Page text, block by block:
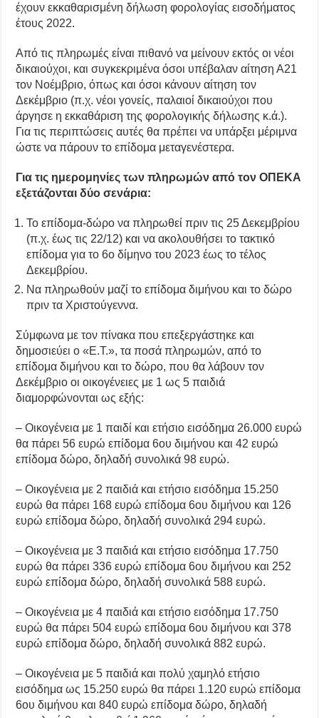
έχουν εκκαθαρισμένη δήλωση φορολογίας εισοδήματος
έτους 2022.
Από τις πληρωμές είναι πιθανό να μείνουν εκτός οι νέοι
δικαιούχοι, και συγκεκριμένα όσοι υπέβαλαν αίτηση Α21
τον Νοέμβριο, όπως και όσοι κάνουν αίτηση τον
Δεκέμβριο (π.χ. νέοι γονείς, παλαιοί δικαιούχοι που
άργησε η εκκαθάριση της φορολογικής δήλωσης κ.ά.).
Για τις περιπτώσεις αυτές θα πρέπει να υπάρξει μέριμνα
ώστε να πάρουν το επίδομα μεταγενέστερα.
Για τις ημερομηνίες των πληρωμών από τον ΟΠΕΚΑ
εξετάζονται δύο σενάρια:
Το επίδομα-δώρο να πληρωθεί πριν τις 25 Δεκεμβρίου
(π.χ. έως τις 22/12) και να ακολουθήσει το τακτικό
επίδομα για το 6ο δίμηνο του 2023 έως το τέλος
Δεκεμβρίου.
Να πληρωθούν μαζί το επίδομα διμήνου και το δώρο
πριν τα Χριστούγεννα.
Σύμφωνα με τον πίνακα που επεξεργάστηκε και
δημοσιεύει ο «Ε.Τ.», τα ποσά πληρωμών, από το
επίδομα διμήνου και το δώρο, που θα λάβουν τον
Δεκέμβριο οι οικογένειες με 1 ως 5 παιδιά
διαμορφώνονται ως εξής:
– Οικογένεια με 1 παιδί και ετήσιο εισόδημα 26.000 ευρώ
θα πάρει 56 ευρώ επίδομα 6ου διμήνου και 42 ευρώ
επίδομα δώρο, δηλαδή συνολικά 98 ευρώ.
– Οικογένεια με 2 παιδιά και ετήσιο εισόδημα 15.250
ευρώ θα πάρει 168 ευρώ επίδομα 6ου διμήνου και 126
ευρώ επίδομα δώρο, δηλαδή συνολικά 294 ευρώ.
– Οικογένεια με 3 παιδιά και ετήσιο εισόδημα 17.750
ευρώ θα πάρει 336 ευρώ επίδομα 6ου διμήνου και 252
ευρώ επίδομα δώρο, δηλαδή συνολικά 588 ευρώ.
– Οικογένεια με 4 παιδιά και ετήσιο εισόδημα 17.750
ευρώ θα πάρει 504 ευρώ επίδομα 6ου διμήνου και 378
ευρώ επίδομα δώρο, δηλαδή συνολικά 882 ευρώ.
– Οικογένεια με 5 παιδιά και πολύ χαμηλό ετήσιο
εισόδημα ως 15.250 ευρώ θα πάρει 1.120 ευρώ επίδομα
6ου διμήνου και 840 ευρώ επίδομα δώρο, δηλαδή